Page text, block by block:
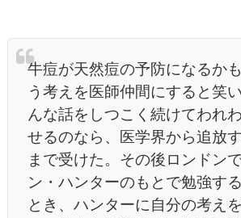
牛痘が天然痘の予防になるか
う考えを医師仲間にすると笑
んな話をしつこく続けてわれ
せるのなら、医学界から追放
まで受けた。その後ロンドン
ン・ハンターのもとで勉強す
とき、ハンターに自分の考え